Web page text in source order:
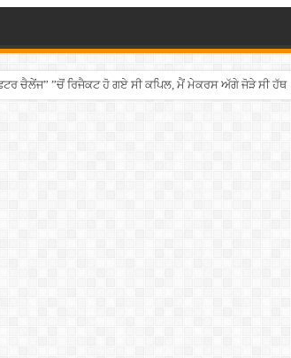
ਚੈਲੇਂਜ” ”ਚੋਂ ਰਿਜੈਕਟ ਹੋ ਗਏ ਸੀ ਕਪਿਲ, ਮੈਂ ਮੇਕਰਸ ਅੱਗੇ ਜੋੜੇ ਸੀ ਹੱਥ